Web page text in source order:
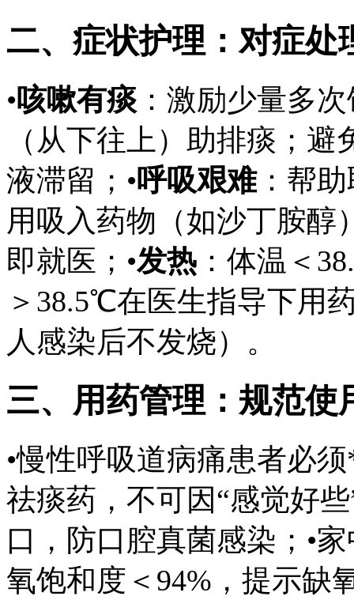
二、症状护理：对症处
•咳嗽有痰 ：激励少量多
（从下往上）助排痰；
液滞留；•呼吸艰难：帮
用吸入药物（如沙丁胺醇
即就医；•发热 ：体温＜
＞38.5℃在医生指导下用
人感染后不发烧）。
三、用药管理：规范使
•慢性呼吸道病痛患者必
祛痰药，不可因“感觉好
口，防口腔真菌感染；•
氧饱和度＜94%，提示缺